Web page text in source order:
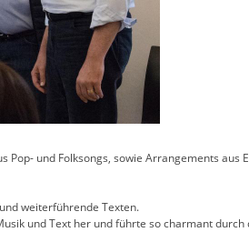
und Folksongs, sowie Arrangements aus
weiterführende Texten.
und Text her und führte so charmant durch